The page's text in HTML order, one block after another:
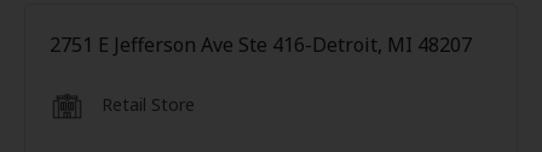
2751 E Jefferson Ave Ste 416-Detroit, MI 48207
Retail Store